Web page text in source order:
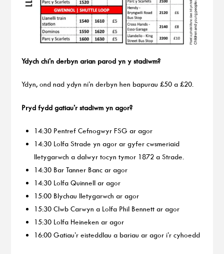
Ydych chi’n derbyn arian parod yn y stadiwm?
Ydyn, ond nad ydyn ni’n derbyn hen bapurau £50 a £20.
Pryd fydd gatiau’r stadiwm yn agor?
14:30 Pentref Cefnogwyr FSG ar agor
14:30 Lolfa Strade yn agor ar gyfer cwsmeriaid
lletygarwch a dalwyr tocyn tymor 1872 a Strade.
14:30 Bar Tanner Banc ar agor
14:30 Lolfa Quinnell ar agor
15:00 Blychau lletygarwch ar agor
15:30 Clwb Carwyn a Lolfa Phil Bennett ar agor
15:30 Lolfa Heineken ar agor
16:00 Gatiau’r eisteddlau a bariau ar agor i’r cyhoedd